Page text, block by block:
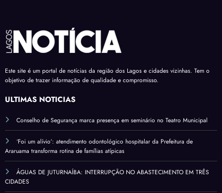
Este site é um portal de notícias da região dos Lagos e cidades vizinhas. Tem o
objetivo de trazer informação de qualidade e compromisso.
ÚLTIMAS NOTÍCIAS
Conselho de Segurança marca presença em seminário no Teatro Municipal
‘Foi um alívio’: atendimento odontológico hospitalar da Prefeitura de
Araruama transforma rotina de famílias atípicas
ÁGUAS DE JUTURNAÍBA: INTERRUPÇÃO NO ABASTECIMENTO EM TRÊS
CIDADES